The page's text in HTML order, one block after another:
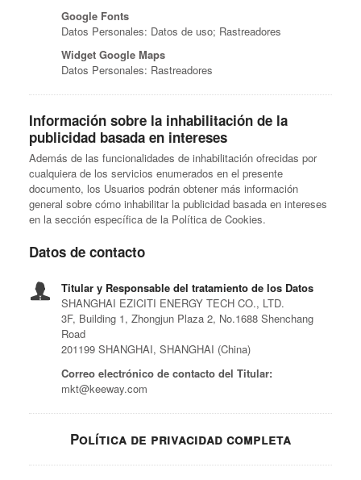
Google Fonts
Datos Personales: Datos de uso; Rastreadores
Widget Google Maps
Datos Personales: Rastreadores
Información sobre la inhabilitación de la
publicidad basada en intereses
Además de las funcionalidades de inhabilitación ofrecidas por
cualquiera de los servicios enumerados en el presente
documento, los Usuarios podrán obtener más información
general sobre cómo inhabilitar la publicidad basada en intereses
en la sección específica de la Política de Cookies.
Datos de contacto
Titular y Responsable del tratamiento de los Datos
SHANGHAI EZICITI ENERGY TECH CO., LTD.
3F, Building 1, Zhongjun Plaza 2, No.1688 Shenchang
Road
201199 SHANGHAI, SHANGHAI (China)
Correo electrónico de contacto del Titular:
mkt@keeway.com
Política de privacidad completa